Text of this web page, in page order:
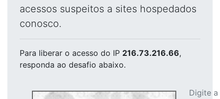
acessos suspeitos a sites hospedados
conosco.
Para liberar o acesso do IP 216.73.216.66,
responda ao desafio abaixo.
Digite